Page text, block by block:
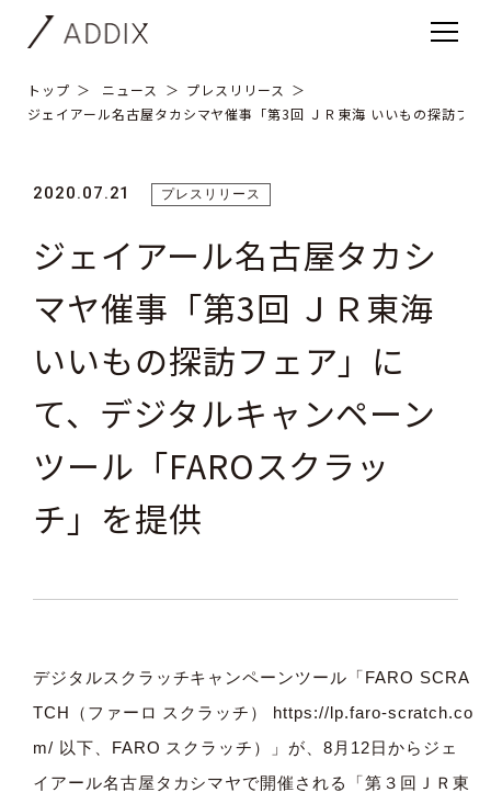
トップ ニュース
プレスリリース
ジェイアール名古屋タカシマヤ催事「第3回 ＪＲ東海 いいもの探訪フ
2020.07.21 プレスリリース
ジェイアール名古屋タカシ
マヤ催事「第3回 ＪＲ東海
いいもの探訪フェア」に
て、デジタルキャンペーン
ツール「FAROスクラッ
チ」を提供
デジタルスクラッチキャンペーンツール「FARO SCRA
TCH（ファーロ スクラッチ） https://lp.faro-scratch.co
m/ 以下、FARO スクラッチ）」が、8月12日からジェ
イアール名古屋タカシマヤで開催される「第３回ＪＲ東